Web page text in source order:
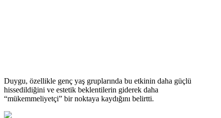
Duygu, özellikle genç yaş gruplarında bu etkinin daha güçlü
hissedildiğini ve estetik beklentilerin giderek daha
“mükemmeliyetçi” bir noktaya kaydığını belirtti.